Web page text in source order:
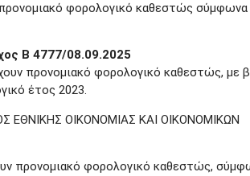
φορολογικό καθεστώς σύμφωνα
Β 4777/08.09.2025
προνομιακό φορολογικό καθεστώς, με
έτος 2023.
ΕΘΝΙΚΗΣ ΟΙΚΟΝΟΜΙΑΣ ΚΑΙ ΟΙΚΟΝΟΜΙΚΩΝ
προνομιακό φορολογικό καθεστώς,